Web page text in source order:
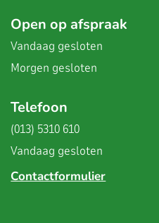
Open op afspraak
Vandaag gesloten
Morgen gesloten
Telefoon
(013) 5310 610
Vandaag gesloten
Contactformulier